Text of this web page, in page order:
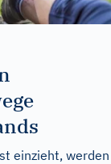
einzieht,